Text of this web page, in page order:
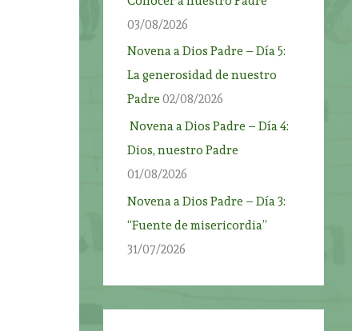
03/08/2026
Novena a Dios Padre – Día 5:
La generosidad de nuestro
Padre 02/08/2026
Novena a Dios Padre – Día 4:
Dios, nuestro Padre
01/08/2026
Novena a Dios Padre – Día 3:
“Fuente de misericordia”
31/07/2026